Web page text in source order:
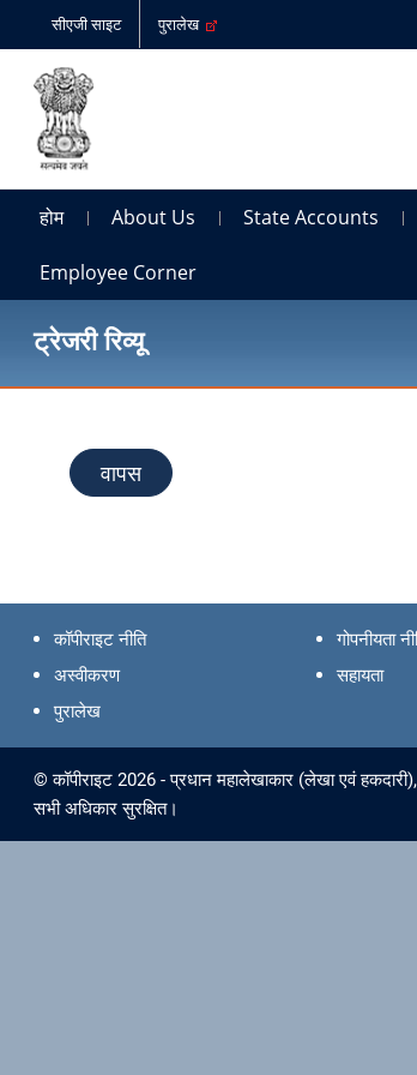
सीएजी साइट पुरालेख
होम About Us State Accounts
Employee Corner
ट्रेजरी रिव्यू
वापस
कॉपीराइट नीति गोपनीयता
अस्वीकरण
सहायता
पुरालेख
© कॉपीराइट 2026 - प्रधान महालेखाकार (लेखा एवं हकदारी),
सभी अधिकार सुरक्षित।